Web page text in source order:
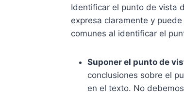
Identificar el punto de vista
expresa claramente y
comunes al identificar el
Suponer el punto de
conclusiones sobre el
en el texto. No